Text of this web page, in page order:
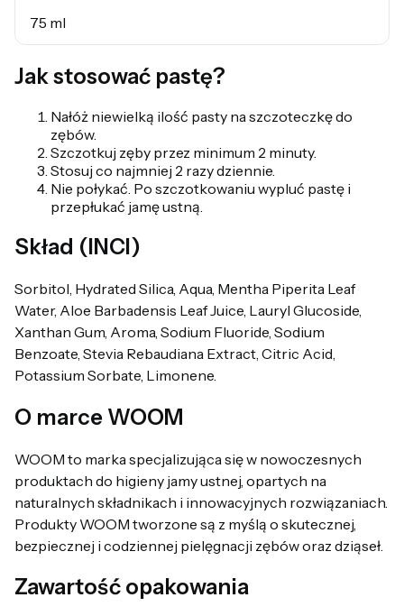
75 ml
Jak stosować pastę?
Nałóż niewielką ilość pasty na szczoteczkę do
zębów.
Szczotkuj zęby przez minimum 2 minuty.
Stosuj co najmniej 2 razy dziennie.
Nie połykać. Po szczotkowaniu wypluć pastę i
przepłukać jamę ustną.
Skład (INCI)
Sorbitol, Hydrated Silica, Aqua, Mentha Piperita Leaf
Water, Aloe Barbadensis Leaf Juice, Lauryl Glucoside,
Xanthan Gum, Aroma, Sodium Fluoride, Sodium
Benzoate, Stevia Rebaudiana Extract, Citric Acid,
Potassium Sorbate, Limonene.
O marce WOOM
WOOM to marka specjalizująca się w nowoczesnych
produktach do higieny jamy ustnej, opartych na
naturalnych składnikach i innowacyjnych rozwiązaniach.
Produkty WOOM tworzone są z myślą o skutecznej,
bezpiecznej i codziennej pielęgnacji zębów oraz dziąseł.
Zawartość opakowania